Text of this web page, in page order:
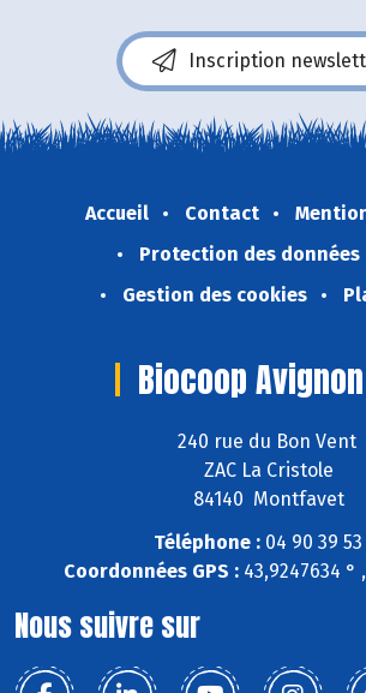
Inscription
Accueil Contact
Protection des données
Gestion des cookies
Biocoop
240 rue du Bon Vent
ZAC La Cristole
84140 Montfavet
Téléphone :04 90 39 53
Coordonnées GPS :43,9247634 °
Nous suivre sur